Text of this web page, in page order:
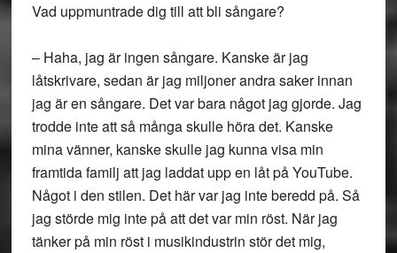
Vad uppmuntrade dig till att bli sångare?
– Haha, jag är ingen sångare. Kanske är jag
låtskrivare, sedan är jag miljoner andra saker innan
jag är en sångare. Det var bara något jag gjorde. Jag
trodde inte att så många skulle höra det. Kanske
mina vänner, kanske skulle jag kunna visa min
framtida familj att jag laddat upp en låt på YouTube.
Något i den stilen. Det här var jag inte beredd på. Så
jag störde mig inte på att det var min röst. När jag
tänker på min röst i musikindustrin stör det mig,